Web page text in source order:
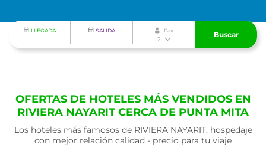
LLEGADA SALIDA Pax
2
Buscar
OFERTAS DE HOTELES MÁS VENDIDOS EN
RIVIERA NAYARIT CERCA DE PUNTA MITA
Los hoteles más famosos de RIVIERA NAYARIT, hospedaje
con mejor relación calidad - precio para tu viaje